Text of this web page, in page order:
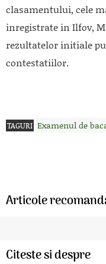
clasamentului, cele
inregistrate in Ilfov,
rezultatelor initiale
contestatiilor.
TAGURI Examenul de
Articole
Citeste si despre